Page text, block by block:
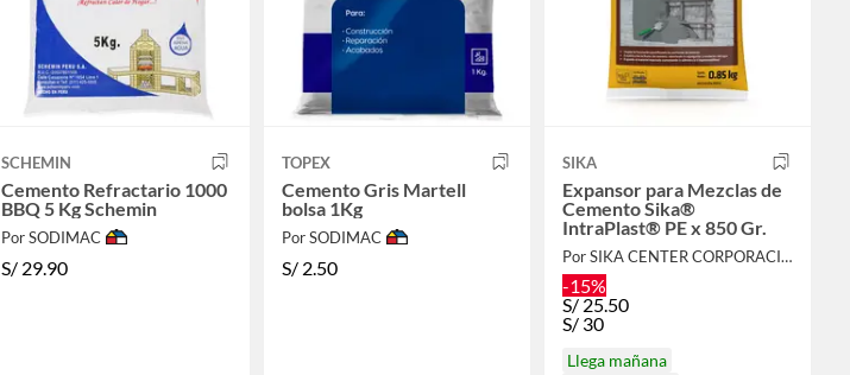
SCHEMIN
Cemento Refractario 1000
BBQ 5 Kg Schemin
Por SODIMAC
S/ 29.90
TOPEX
Cemento Gris Martell
bolsa 1Kg
Por SODIMAC
S/ 2.50
SIKA
Expansor para Mezclas de
Cemento Sika®
IntraPlast® PE x 850 Gr.
Por SIKA CENTER CORPORACIÓN LAU
-15%
S/25.50
S/ 30
Llega mañana